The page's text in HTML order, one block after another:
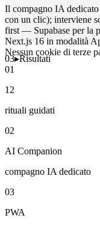
Il compagno IA
con un clic); interviene
first — Supabase per la
Next.js 16 in modalità
Nessun cookie di terze
03▸Risultati
01
12
rituali guidati
02
AI Companion
compagno IA dedicato
03
PWA